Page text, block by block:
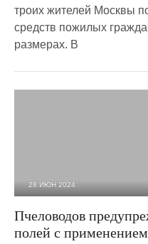
троих жителей Москвы
средств пожилых
размерах. В
28 ИЮН 2024
Пчеловодов
полей с